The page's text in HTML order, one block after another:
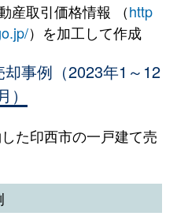
産取引価格情報 （http
）を加工して作成
事例（2023年1～12
）
た印西市の一戸建て売